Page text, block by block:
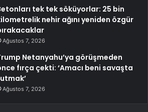
tek tek söküyorlar: 25 bin
nehir ağını yeniden özgür
Ağustos 7, 2026
Netanyahu’ya görüşmeden
fırça çekti: ‘Amacı beni savaşta
Ağustos 7, 2026